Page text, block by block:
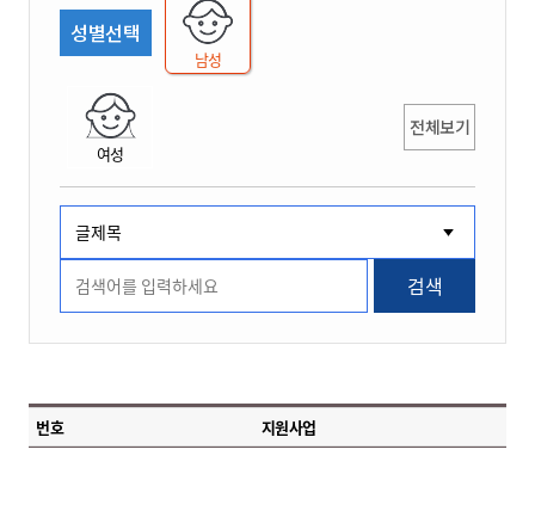
성별선택
남성
여성
전체보기
검색
번호 지원사업